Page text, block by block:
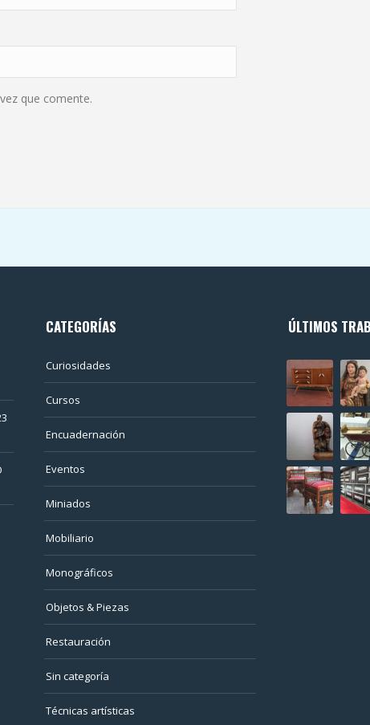
que comente.
CATEGORÍAS
Curiosidades
Cursos
Encuadernación
Eventos
Miniados
Mobiliario
Monográficos
Objetos & Piezas
Restauración
Sin categoría
Técnicas artísticas
ÚLTIMOS